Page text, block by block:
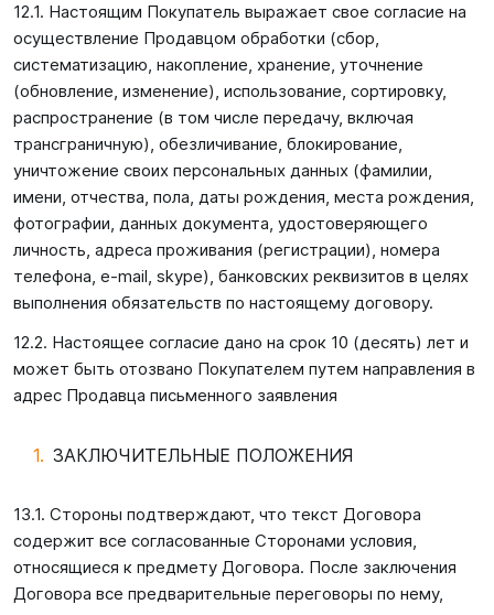
12.1. Настоящим Покупатель выражает свое согласие на
осуществление Продавцом обработки (сбор,
систематизацию, накопление, хранение, уточнение
(обновление, изменение), использование, сортировку,
распространение (в том числе передачу, включая
трансграничную), обезличивание, блокирование,
уничтожение своих персональных данных (фамилии,
имени, отчества, пола, даты рождения, места рождения,
фотографии, данных документа, удостоверяющего
личность, адреса проживания (регистрации), номера
телефона, e-mail, skype), банковских реквизитов в целях
выполнения обязательств по настоящему договору.
12.2. Настоящее согласие дано на срок 10 (десять) лет и
может быть отозвано Покупателем путем направления в
адрес Продавца письменного заявления
ЗАКЛЮЧИТЕЛЬНЫЕ ПОЛОЖЕНИЯ
13.1. Стороны подтверждают, что текст Договора
содержит все согласованные Сторонами условия,
относящиеся к предмету Договора. После заключения
Договора все предварительные переговоры по нему,